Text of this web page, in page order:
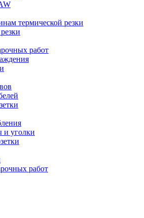
термической резки
работ
и уголки
работ